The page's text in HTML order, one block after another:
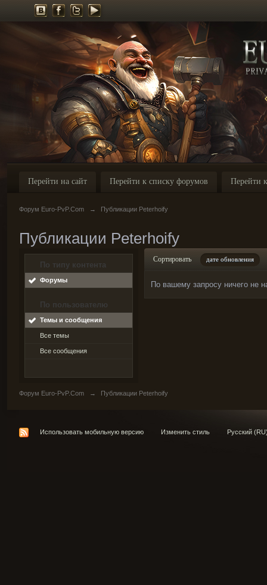
Перейти на сайт Перейти к списку форумов Перейти
Форум Euro-PvP.Com → Публикации Peterhoify
Публикации Peterhoify
По типу контента
Форумы
По пользователю
Темы и сообщения
Все темы
Все сообщения
Сортировать дате обновления
По вашему запросу ничего не
Форум Euro-PvP.Com → Публикации Peterhoify
Использовать мобильную версию Изменить стиль Русский